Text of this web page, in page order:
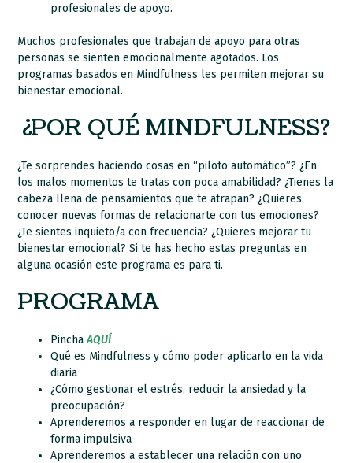
profesionales de apoyo.
Muchos profesionales que trabajan de apoyo para otras
personas se sienten emocionalmente agotados. Los
programas basados en Mindfulness les permiten mejorar su
bienestar emocional.
¿POR QUÉ MINDFULNESS?
¿Te sorprendes haciendo cosas en “piloto automático”? ¿En
los malos momentos te tratas con poca amabilidad? ¿Tienes la
cabeza llena de pensamientos que te atrapan? ¿Quieres
conocer nuevas formas de relacionarte con tus emociones?
¿Te sientes inquieto/a con frecuencia? ¿Quieres mejorar tu
bienestar emocional? Si te has hecho estas preguntas en
alguna ocasión este programa es para ti.
PROGRAMA
PinchaAQUÍ
Qué es Mindfulness y cómo poder aplicarlo en la vida
diaria
¿Cómo gestionar el estrés, reducir la ansiedad y la
preocupación?
Aprenderemos a responder en lugar de reaccionar de
forma impulsiva
Aprenderemos a establecer una relación con uno